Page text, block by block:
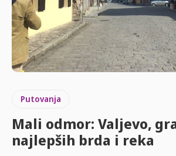
Putovanja
Mali odmor: Valjevo,
najlepših brda i reka